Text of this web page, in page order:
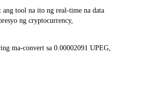
tool na ito ng real-time na data
ng cryptocurrency,
ma-convert sa 0.00002091 UPEG,